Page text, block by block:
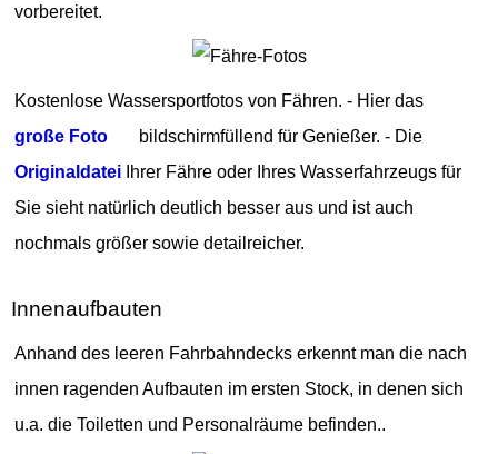
vorbereitet.
Kostenlose Wassersportfotos von Fähren. - Hier das
große Foto
bildschirmfüllend für Genießer. - Die
Originaldatei Ihrer Fähre oder Ihres Wasserfahrzeugs für
Sie sieht natürlich deutlich besser aus und ist auch
nochmals größer sowie detailreicher.
Innenaufbauten
Anhand des leeren Fahrbahndecks erkennt man die nach
innen ragenden Aufbauten im ersten Stock, in denen sich
u.a. die Toiletten und Personalräume befinden..